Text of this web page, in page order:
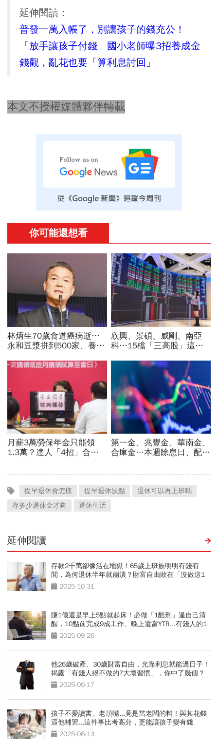
延伸閱讀：
普發一萬入帳了，別讓孩子的錢充公！
「放手讓孩子付錢」國小老師曝3招養成金
錢觀，亂花也要「算利息討回」
本文不授權媒體夥伴轉載
提早退休會怎樣 提早退休缺點
退休可以再上班嗎
存多少退休金才夠
退休生活
延伸閱讀
存款2千萬卻像活在地獄！65歲上班族明明有錢有
閒，為何退休半年就崩潰？財富自由敗在「沒做這1
事」2025-10-31
賺1億還是早上5點就起床！必做「1酷刑」逼自己清
醒，10點前完成9成工作、晚上還當YTR...有錢人的1
天曝光
2025-09-26
他26歲破產、30歲財富自由，光靠利息就能過日子！
揭露「有錢人絕不做的7大壞習慣」，你中了幾個？
2025-09-17
孩子不愛讀書、老頂嘴...竟是當老闆的料！與其花錢
逼他補習...這件事比考高分，更能讓孩子變有錢
2025-08-13